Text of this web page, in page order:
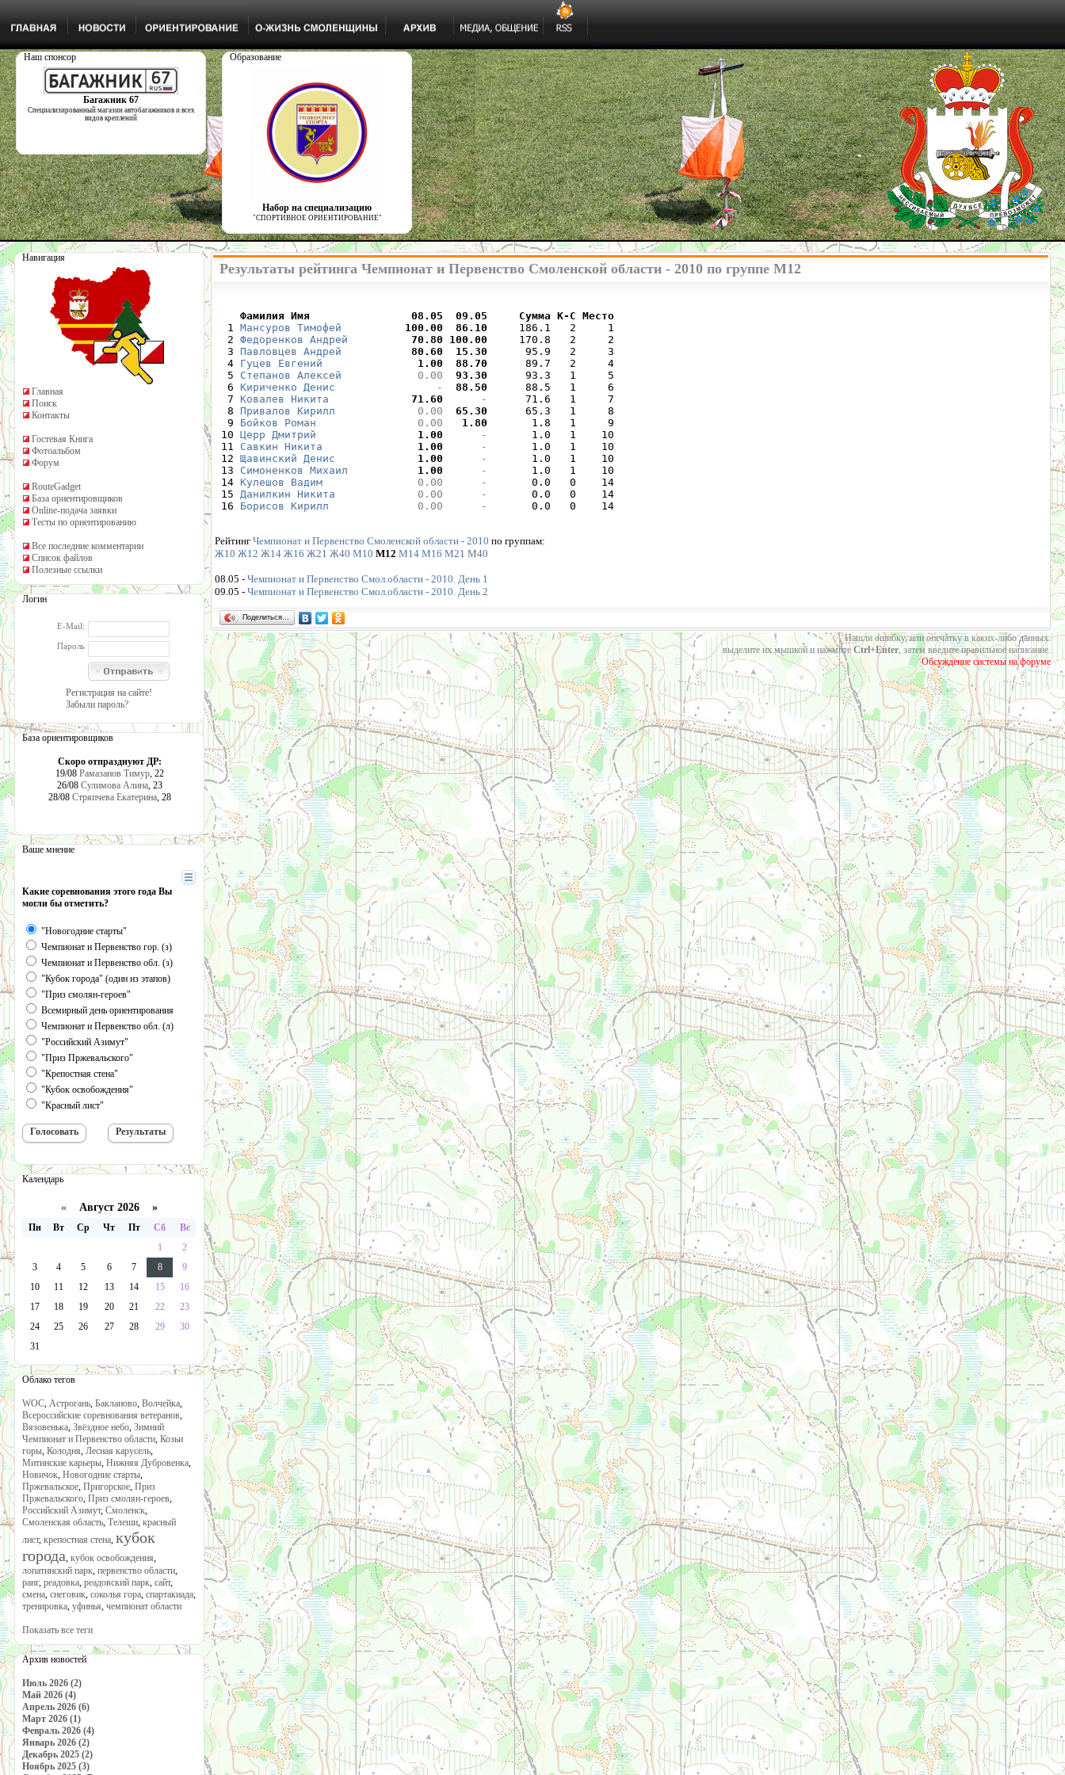
Наш спонсор
Багажник 67
Специализированный магазин автобагажников и всех
видов креплений
Образование
Набор на специализацию
"СПОРТИВНОЕ ОРИЕНТИРОВАНИЕ"
Навигация
Главная
Поиск
Контакты
Гостевая Книга
Фотоальбом
Форум
RouteGadget
База ориентировщиков
Online-подача заявки
Тесты по ориентированию
Все последние комментарии
Список файлов
Полезные ссылки
Логин
E-Mail:
Пароль
Регистрация на сайте!
Забыли пароль?
База ориентировщиков
Скоро отпразднуют ДР:
19/08 Рамазанов Тимур, 22
26/08 Сулимова Алина, 23
28/08 Стряпчева Екатерина, 28
Ваше мнение
Какие соревнования этого года Вы
могли бы отметить?
"Новогодние старты"
Чемпионат и Первенство гор. (з)
Чемпионат и Первенство обл. (з)
"Кубок города" (один из этапов)
"Приз смолян-героев"
Всемирный день ориентирования
Чемпионат и Первенство обл. (л)
"Российский Азимут"
"Приз Пржевальского"
"Крепостная стена"
"Кубок освобождения"
"Красный лист"
Календарь
« Август 2026 »
Пн Вт Ср Чт Пт Сб
Вс
1
2
3
4 5 6 7 8
9
10
11 12 13 14 15
16
17
18 19 20 21 22
23
24
25 26 27 28 29
30
31
Облако тегов
WOC, Астрогань, Бакланово, Волчейка,
Всероссийские соревнования ветеранов,
Вязовенька, Звёздное небо, Зимний
Чемпионат и Первенство области, Козьи
горы, Колодня, Лесная карусель,
Митинские карьеры, Нижняя Дубровенка,
Новичок, Новогодние старты,
Пржевальское, Пригорское, Приз
Пржевальского, Приз смолян-героев,
Российский Азимут, Смоленск,
Смоленская область, Телеши, красный
лист, крепостная стена, кубок
города, кубок освобождения,
лопатинский парк, первенство области,
ранг, реадовка, реадовский парк, сайт,
смена, снеговик, соколья гора, спартакиада,
тренировка, уфинья, чемпионат области
Показать все теги
Архив новостей
Июль 2026 (2)
Май 2026 (4)
Апрель 2026 (6)
Март 2026 (1)
Февраль 2026 (4)
Январь 2026 (2)
Декабрь 2025 (2)
Ноябрь 2025 (3)
Результаты рейтинга Чемпионат и Первенство Смоленской области - 2010 по группе М12
    Фамилия Имя
08.05 09.05
   Сумма К-С Место
1 Мансуров Тимофей 100.00 86.10
    186.1   2     1
  2
Федоренков Андрей 70.80 100.00
    170.8   2     2
  3
Павловцев Андрей 80.60 15.30
     95.9   2     3
  4
Гуцев Евгений
  1.00
88.70
     89.7   2     4
  5
Степанов Алексей
  0.00
93.30
     93.3   1     5
  6
Кириченко Денис
     -
88.50
     88.5   1     6
  7
Ковалев Никита 71.60
     -
     71.6   1     7
  8
Привалов Кирилл
  0.00
65.30
     65.3   1     8
  9
Бойков Роман
  0.00
  1.80
      1.8   1     9
10 Церр Дмитрий
  1.00
     -
      1.0   1    10
11 Савкин Никита
  1.00
     -
      1.0   1    10
12 Щавинский Денис
  1.00
     -
      1.0   1    10
13 Симоненков Михаил
  1.00
     -
      1.0   1    10
14 Кулешов Вадим
  0.00
     -
      0.0   0    14
15 Данилкин Никита
  0.00
     -
      0.0   0    14
16 Борисов Кирилл
  0.00
     -
      0.0   0    14
Рейтинг Чемпионат и Первенство Смоленской области - 2010 по группам:
Ж10 Ж12 Ж14 Ж16 Ж21 Ж40 М10 М12 М14 М16 М21 М40
08.05 - Чемпионат и Первенство Смол.области - 2010. День 1
09.05 - Чемпионат и Первенство Смол.области - 2010. День 2
Поделиться…
Нашли ошибку, или опечатку в каких-либо данных:
выделите их мышкой и нажмите Ctrl+Enter, затем введите правильное написание.
Обсуждение системы на форуме